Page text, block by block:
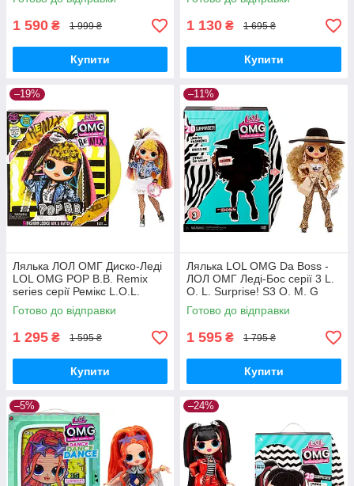
Оригінал MyDoll.com.ua
1 590 ₴ 1 999 ₴
Купити
1 130 ₴ 1 695 ₴
Купити
–19%
Лялька ЛОЛ ОМГ Диско-Леді
LOL OMG POP B.B. Remix
series серії Ремікс L.O.L.
Surprise! 567257 MGA
Оригінал
Готово до відправки
1 295 ₴ 1 595 ₴
Купити
–11%
Лялька LOL OMG Da Boss -
ЛОЛ ОМГ Леді-Бос серії 3 L.
O. L. Surprise! S3 O. M. G
567219 Оригінал
Готово до відправки
1 595 ₴ 1 795 ₴
Купити
–5% –24%